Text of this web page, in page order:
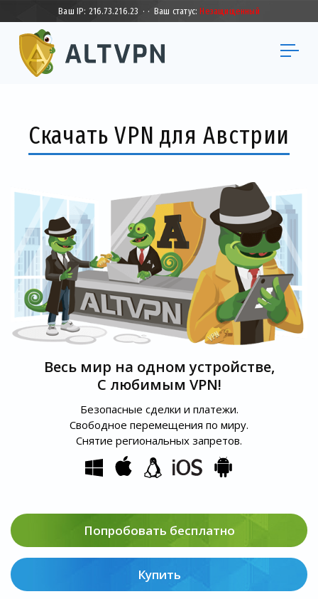
Ваш IP: 216.73.216.23 · · Ваш статус:Незащищенный
Скачать VPN для Австрии
Весь мир на одном устройстве,
С любимым VPN!
Безопасные сделки и платежи.
Свободное перемещения по миру.
Снятие региональных запретов.
Попробовать бесплатно
Купить